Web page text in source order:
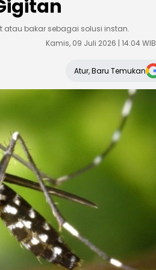
bakar sebagai solusi instan.
Kamis, 09 Juli 2026 | 14:04 WIB
Atur, Baru Temukan